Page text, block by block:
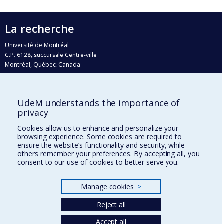
La recherche
Université de Montréal
C.P. 6128, succursale Centre-ville
Montréal, Québec, Canada
H3C 3J7
Qui fait quoi?
Nous trouver
Plan du site
Accessibilité
UdeM understands the importance of
privacy
Cookies allow us to enhance and personalize your
browsing experience. Some cookies are required to
ensure the website’s functionality and security, while
others remember your preferences. By accepting all, you
consent to our use of cookies to better serve you.
Manage cookies >
Reject all
Accept all